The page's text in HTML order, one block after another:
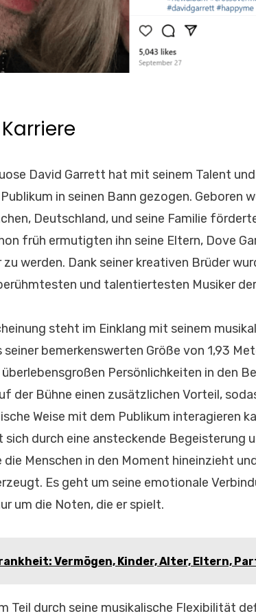
David Garrett hat mit seinem Talent
in seinen Bann gezogen. Geboren
Deutschland, und seine Familie
früh ermutigten ihn seine Eltern, Dove
werden. Dank seiner kreativen Brüder
und talentiertesten Musiker
steht im Einklang mit seinem
bemerkenswerten Größe von 1,93
Persönlichkeiten in den
der Bühne einen zusätzlichen Vorteil,
Weise mit dem Publikum interagieren
durch eine ansteckende Begeisterung
die Menschen in den Moment hineinzieht
Es geht um seine emotionale
um die Noten, die er spielt.
Vermögen, Kinder, Alter, Eltern,
Teil durch seine musikalische Flexibilität